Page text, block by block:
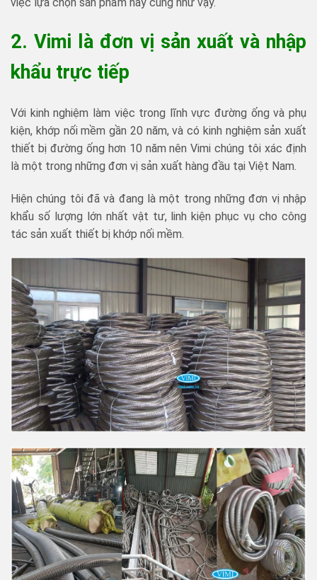
2. Vimi là đơn vị sản xuất và nhập
khẩu trực tiếp
Với kinh nghiệm làm việc trong lĩnh vực đường ống và phụ
kiện, khớp nối mềm gần 20 năm, và có kinh nghiệm sản xuất
thiết bị đường ống hơn 10 năm nên Vimi chúng tôi xác định
là một trong những đơn vị sản xuất hàng đầu tại Việt Nam.
Hiện chúng tôi đã và đang là một trong những đơn vị nhập
khẩu số lượng lớn nhất vật tư, linh kiện phục vụ cho công
tác sản xuất thiết bị khớp nối mềm.